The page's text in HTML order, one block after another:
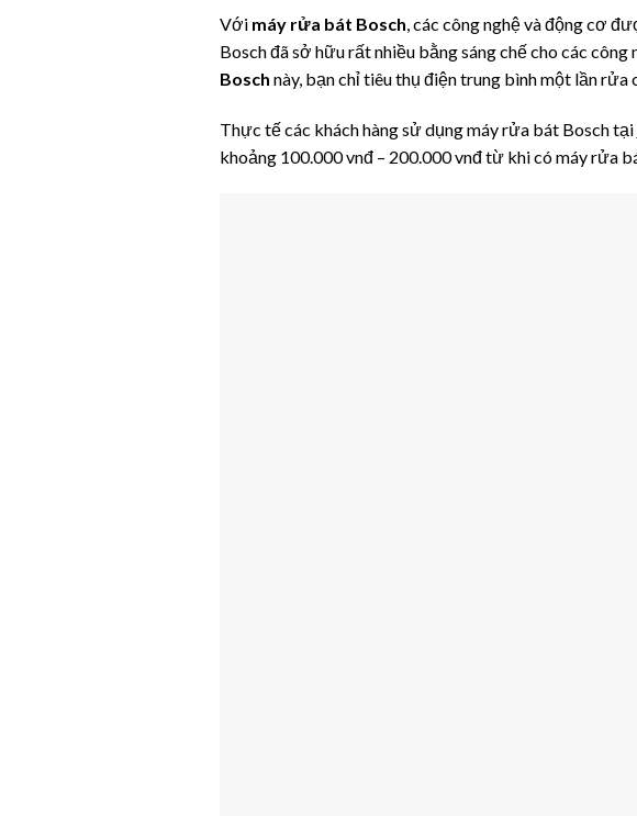
Với máy rửa bát Bosch, các công nghệ và động cơ
Bosch đã sở hữu rất nhiều bằng sáng chế cho các
Bosch này, bạn chỉ tiêu thụ điện trung bình một lần rửa
Thực tế các khách hàng sử dụng máy rửa bát Bosch tại
khoảng 100.000 vnđ – 200.000 vnđ từ khi có máy rửa